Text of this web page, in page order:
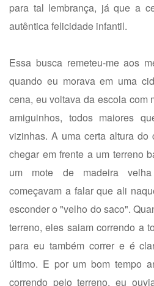
para tal lembrança, já que a
autêntica felicidade infantil.
Essa busca remeteu-me aos
quando eu morava em uma
cena, eu voltava da escola com
amiguinhos, todos maiores
vizinhas. A uma certa altura do
chegar em frente a um terreno
um mote de madeira
começavam a falar que ali
esconder o "velho do saco".
terreno, eles saiam correndo a
para eu também correr e é
último. E por um bom tempo
correndo pelo terreno, eu